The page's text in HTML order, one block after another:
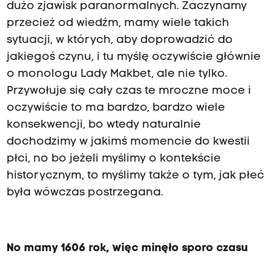
dużo zjawisk paranormalnych. Zaczynamy
przecież od wiedźm, mamy wiele takich
sytuacji, w których, aby doprowadzić do
jakiegoś czynu, i tu myślę oczywiście głównie
o monologu Lady Makbet, ale nie tylko.
Przywołuje się cały czas te mroczne moce i
oczywiście to ma bardzo, bardzo wiele
konsekwencji, bo wtedy naturalnie
dochodzimy w jakimś momencie do kwestii
płci, no bo jeżeli myślimy o kontekście
historycznym, to myślimy także o tym, jak płeć
była wówczas postrzegana.
No mamy 1606 rok, więc minęło sporo czasu